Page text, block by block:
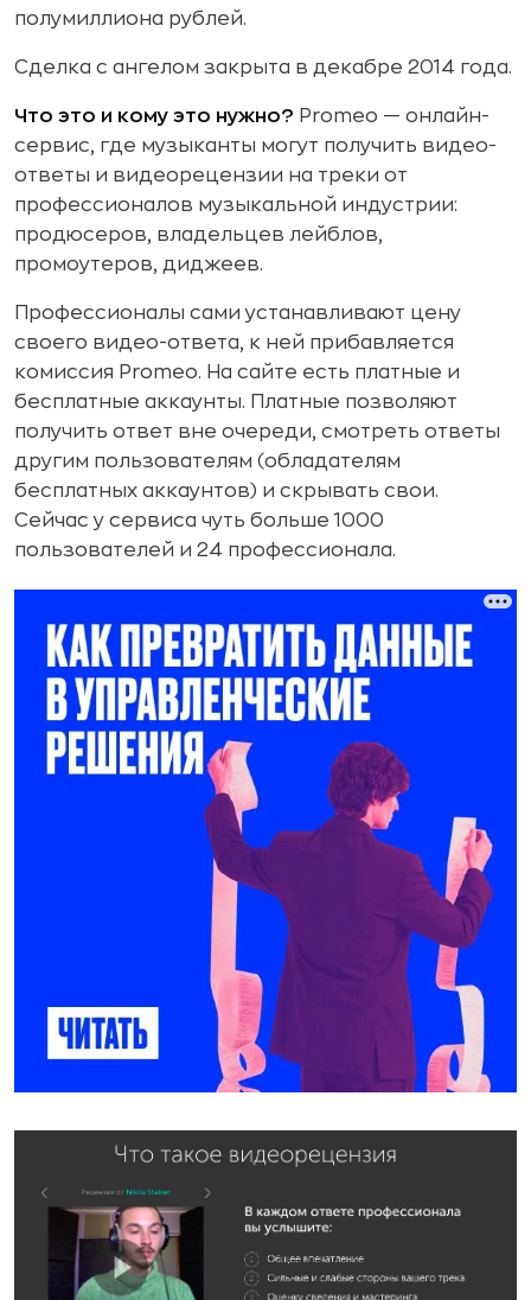
полумиллиона рублей.
Сделка с ангелом закрыта в декабре 2014 года.
Что это и кому это нужно? Promeo — онлайн-
сервис, где музыканты могут получить видео-
ответы и видеорецензии на треки от
профессионалов музыкальной индустрии:
продюсеров, владельцев лейблов,
промоутеров, диджеев.
Профессионалы сами устанавливают цену
своего видео-ответа, к ней прибавляется
комиссия Promeo. На сайте есть платные и
бесплатные аккаунты. Платные позволяют
получить ответ вне очереди, смотреть ответы
другим пользователям (обладателям
бесплатных аккаунтов) и скрывать свои.
Сейчас у сервиса чуть больше 1000
пользователей и 24 профессионала.